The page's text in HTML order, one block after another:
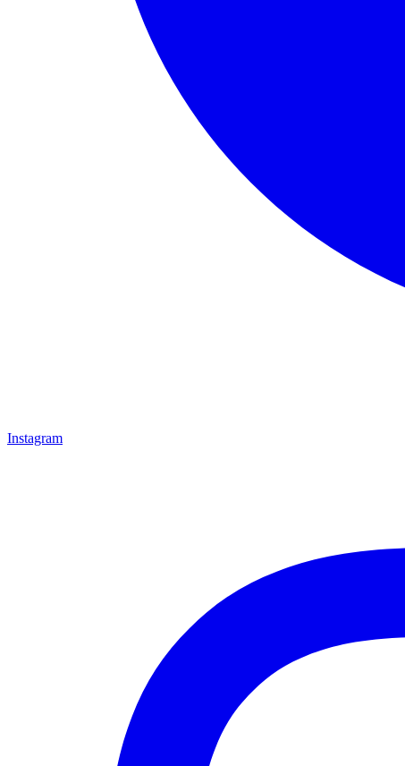
Instagram